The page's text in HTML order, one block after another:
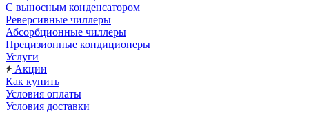
С выносным конденсатором
Реверсивные чиллеры
Абсорбционные чиллеры
Прецизионные кондиционеры
Услуги
Акции
Как купить
Условия оплаты
Условия доставки